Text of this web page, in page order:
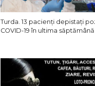
Turda. 13 pacienți depistați
COVID-19 în ultima săptămână